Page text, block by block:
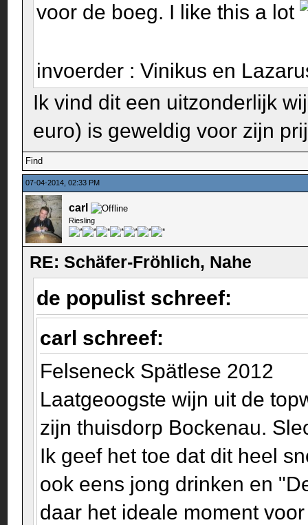
voor de boeg. I like this a lot
invoerder : Vinikus en
Ik vind dit een uitzonderlijk
euro) is geweldig voor zijn
Find
07-04-2014, 02:33 PM
carl
Riesling
RE: Schäfer-Fröhlich, Nahe
de populist schreef:
carl schreef:
Felseneck Spätlese 2012
Laatgeoogste wijn uit de
zijn thuisdorp Bockenau.
Ik geef het toe dat dit heel
ook eens jong drinken en
daar het ideale moment